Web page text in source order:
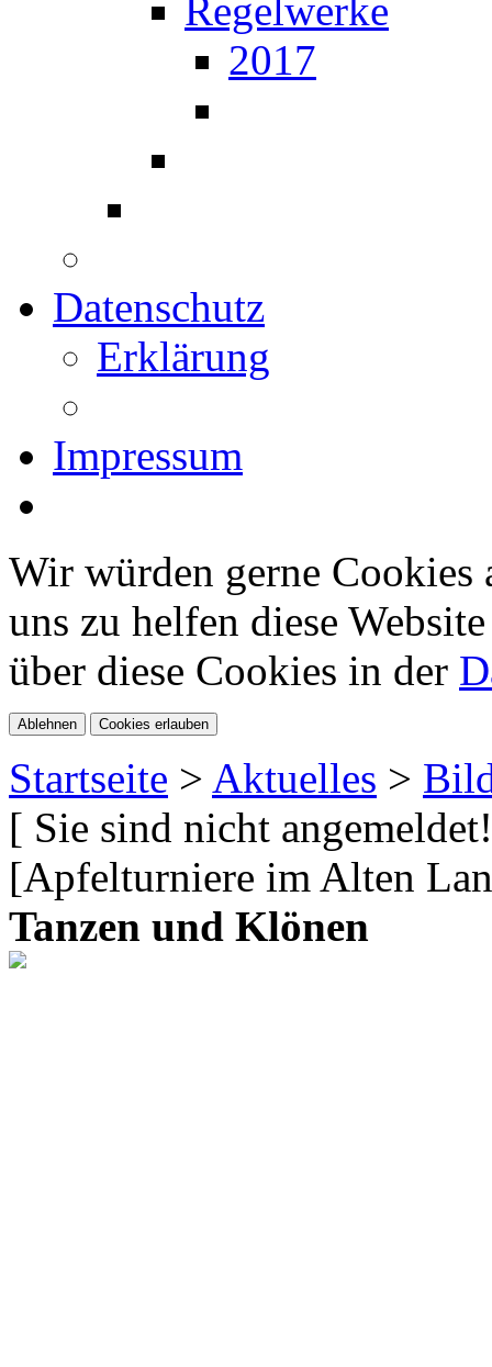
Regelwerke
2017
Datenschutz
Erklärung
Impressum
Wir würden gerne Cookies
uns zu helfen diese
über diese Cookies in der
Ablehnen Cookies erlauben
Startseite > Aktuelles >
[ Sie sind nicht
[Apfelturniere im Alten
Tanzen und Klönen